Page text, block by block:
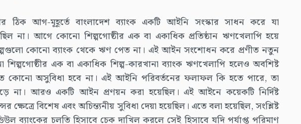
ঠিক আগ-মূহূর্তে বাংলাদেশ ব্যাংক একটি আইনি সংস্কার সাধন করে যা
না। আগে কোনো শিল্পগোষ্ঠীর এক বা একাধিক প্রতিষ্ঠান ঋণখেলাপি হয়ে
কোনো ব্যাংক থেকে ঋণ পেত না। এই আইন সংশোধন করে প্রণীত নতুন
এক বা একাধিক শিল্প-কারখানা ব্যাংক ঋণখেলাপি হলেও অবশিষ্ট
কোনো অসুবিধা হবে না। এই আইনি পরিবর্তনের ফলাফল কি হতে পারে, তা
না। আরও একটি আইন প্রণয়ন করা হয়েছিল। এই আইনে কয়েকটি নির্দিষ্ট
ক্ষেত্রে বিশেষ এবং অচিন্ত্যনীয় সুবিধা দেয়া হয়েছিল। এতে বলা হয়েছিল, সংশ্লিষ্ট
ব্যাংকের চলতি হিসাবে চেক দাখিল করলে সেই হিসাবে যদি পর্যাপ্ত পরিমাণ